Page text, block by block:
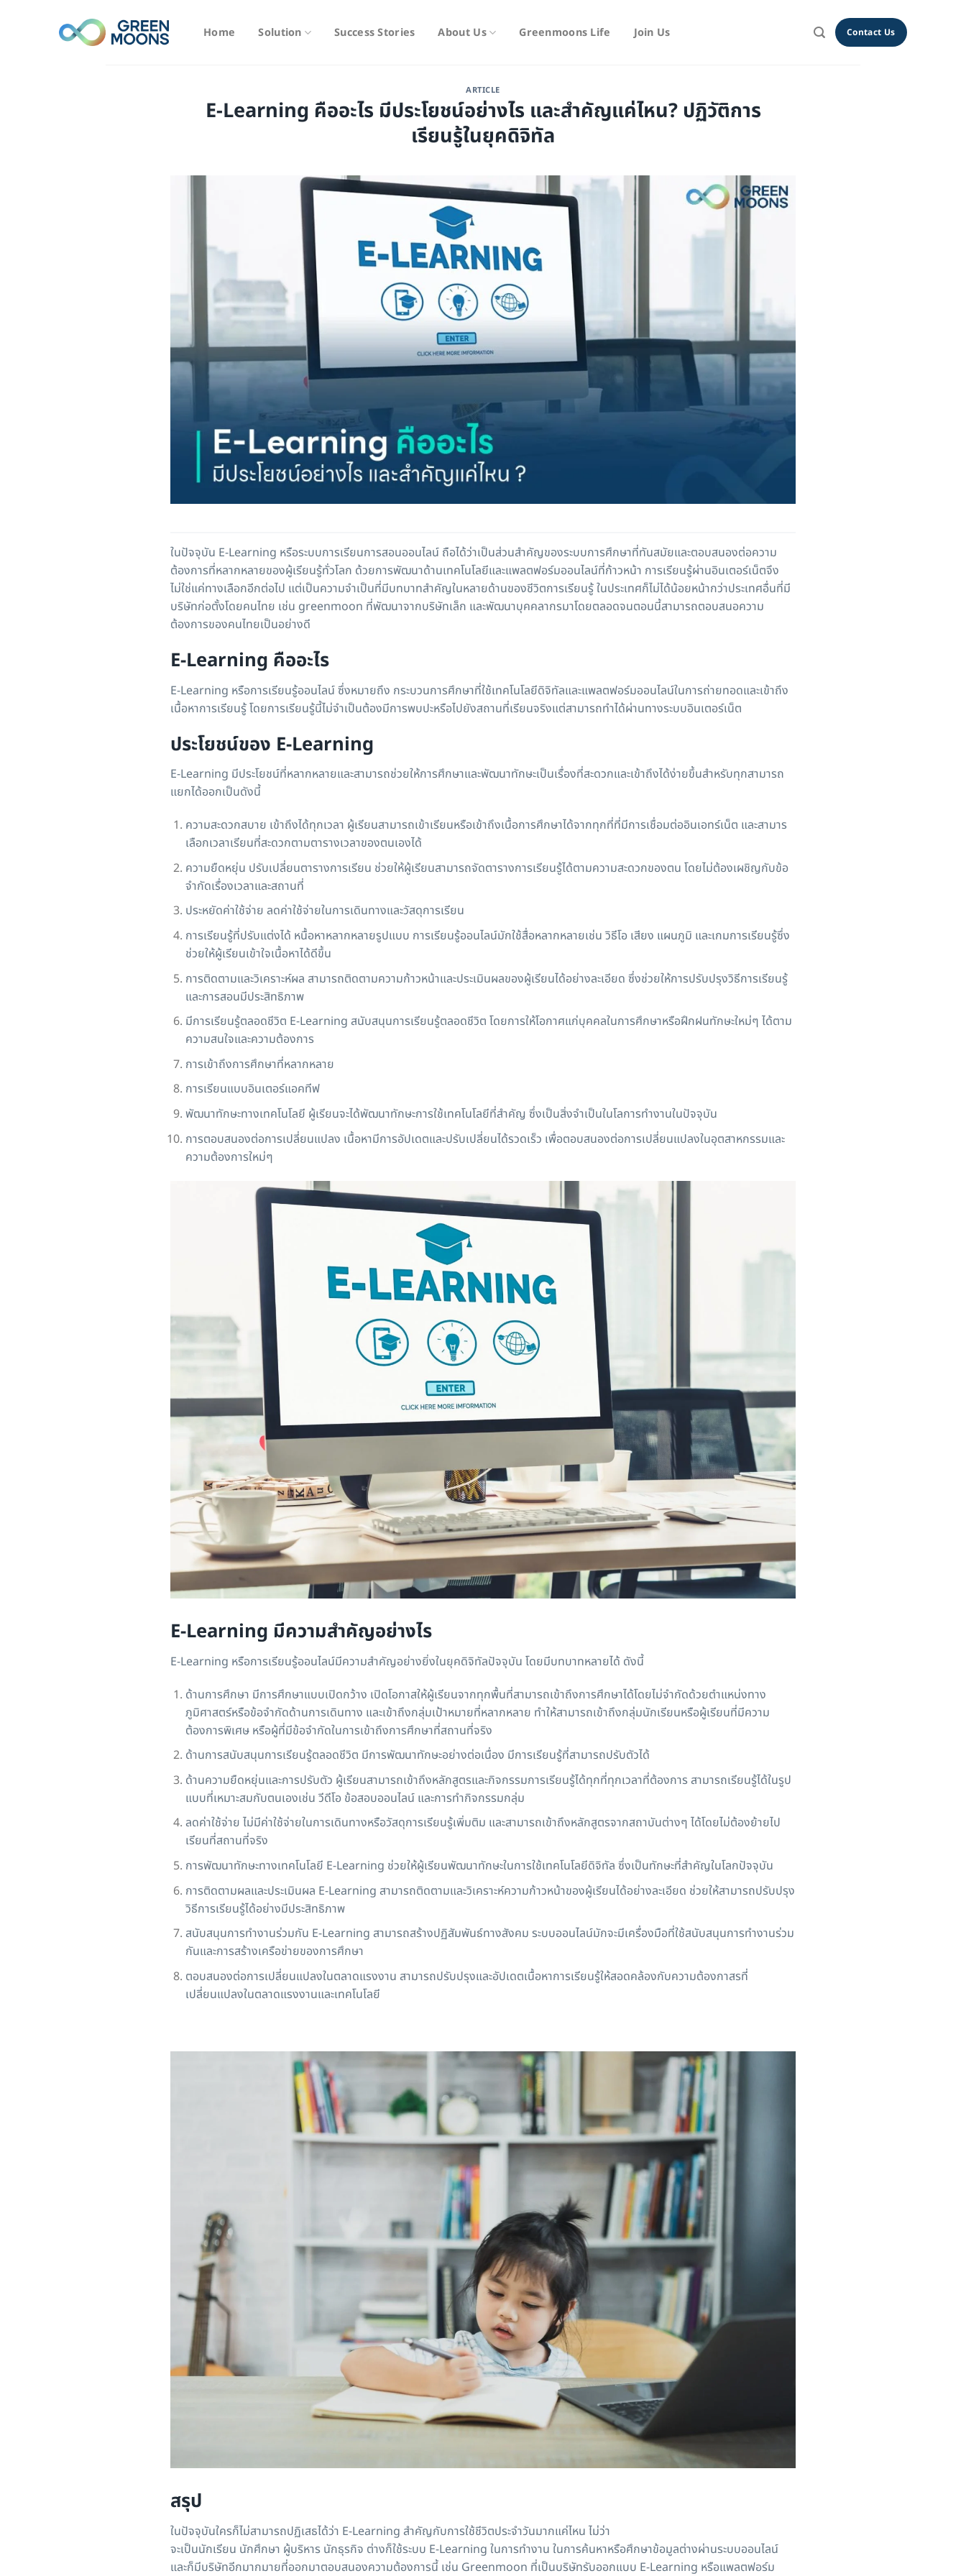
Home Solution Success Stories About Us Greenmoons Life Join Us Contact Us
ARTICLE
E-Learning คืออะไร มีประโยชน์อย่างไร และสำคัญแค่ไหน? ปฏิวัติการ
เรียนรู้ในยุคดิจิทัล
ในปัจจุบัน E-Learning หรือระบบการเรียนการสอนออนไลน์ ถือได้ว่าเป็นส่วนสำคัญของระบบการศึกษาที่ทันสมัยและตอบสนองต่อความ
ต้องการที่หลากหลายของผู้เรียนรู้ทั่วโลก ด้วยการพัฒนาด้านเทคโนโลยีและแพลตฟอร์มออนไลน์ที่ก้าวหน้า การเรียนรู้ผ่านอินเตอร์เน็ตจึง
ไม่ใช่แค่ทางเลือกอีกต่อไป แต่เป็นความจำเป็นที่มีบทบาทสำคัญในหลายด้านของชีวิตการเรียนรู้ ในประเทศก็ไม่ได้น้อยหน้ากว่าประเทศอื่นที่มี
บริษัทก่อตั้งโดยคนไทย เช่น greenmoon ที่พัฒนาจากบริษัทเล็ก และพัฒนาบุคคลากรมาโดยตลอดจนตอนนี้สามารถตอบสนอความ
ต้องการของคนไทยเป็นอย่างดี
E-Learning คืออะไร
E-Learning หรือการเรียนรู้ออนไลน์ ซึ่งหมายถึง กระบวนการศึกษาที่ใช้เทคโนโลยีดิจิทัลและแพลตฟอร์มออนไลน์ในการถ่ายทอดและเข้าถึง
เนื้อหาการเรียนรู้ โดยการเรียนรู้นี้ไม่จำเป็นต้องมีการพบปะหรือไปยังสถานที่เรียนจริงแต่สามารถทำได้ผ่านทางระบบอินเตอร์เน็ต
ประโยชน์ของ E-Learning
E-Learning มีประโยชน์ที่หลากหลายและสามารถช่วยให้การศึกษาและพัฒนาทักษะเป็นเรื่องที่สะดวกและเข้าถึงได้ง่ายขึ้นสำหรับทุกสามารถ
แยกได้ออกเป็นดังนี้
ความสะดวกสบาย เข้าถึงได้ทุกเวลา ผู้เรียนสามารถเข้าเรียนหรือเข้าถึงเนื้อการศึกษาได้จากทุกที่ที่มีการเชื่อมต่ออินเอทร์เน็ต และสามาร
เลือกเวลาเรียนที่สะดวกตามตารางเวลาของตนเองได้
ความยืดหยุ่น ปรับเปลี่ยนตารางการเรียน ช่วยให้ผู้เรียนสามารถจัดตารางการเรียนรู้ได้ตามความสะดวกของตน โดยไม่ต้องเผชิญกับข้อ
จำกัดเรื่องเวลาและสถานที่
ประหยัดค่าใช้จ่าย ลดค่าใช้จ่ายในการเดินทางและวัสดุการเรียน
การเรียนรู้ที่ปรับแต่งได้ หนื้อหาหลากหลายรูปแบบ การเรียนรู้ออนไลน์มักใช้สื่อหลากหลายเช่น วิธีโอ เสียง แผนภูมิ และเกมการเรียนรู้ซึ่ง
ช่วยให้ผู้เรียนเข้าใจเนื้อหาได้ดีขึ้น
การติดตามและวิเคราะห์ผล สามารถติดตามความก้าวหน้าและประเมินผลของผู้เรียนได้อย่างละเอียด ซึ่งช่วยให้การปรับปรุงวิธีการเรียนรู้
และการสอนมีประสิทธิภาพ
มีการเรียนรู้ตลอดชีวิต E-Learning สนับสนุนการเรียนรู้ตลอดชีวิต โดยการให้โอกาศแก่บุคคลในการศึกษาหรือฝึกฝนทักษะใหม่ๆ ได้ตาม
ความสนใจและความต้องการ
การเข้าถึงการศึกษาที่หลากหลาย
การเรียนแบบอินเตอร์แอคทีฟ
พัฒนาทักษะทางเทคโนโลยี ผู้เรียนจะได้พัฒนาทักษะการใช้เทคโนโลยีที่สำคัญ ซึ่งเป็นสิ่งจำเป็นในโลการทำงานในปัจจุบัน
การตอบสนองต่อการเปลี่ยนแปลง เนื้อหามีการอัปเดตและปรับเปลี่ยนได้รวดเร็ว เพื่อตอบสนองต่อการเปลี่ยนแปลงในอุตสาหกรรมและ
ความต้องการใหม่ๆ
E-Learning มีความสำคัญอย่างไร
E-Learning หรือการเรียนรู้ออนไลน์มีความสำคัญอย่างยิ่งในยุคดิจิทัลปัจจุบัน โดยมีบทบาทหลายได้ ดังนี้
ด้านการศึกษา มีการศึกษาแบบเปิดกว้าง เปิดโอกาสให้ผู้เรียนจากทุกพื้นที่สามารถเข้าถึงการศึกษาได้โดยไม่จำกัดด้วยตำแหน่งทาง
ภูมิศาสตร์หรือข้อจำกัดด้านการเดินทาง และเข้าถึงกลุ่มเป้าหมายที่หลากหลาย ทำให้สามารถเข้าถึงกลุ่มนักเรียนหรือผู้เรียนที่มีความ
ต้องการพิเศษ หรือผู้ที่มีข้อจำกัดในการเข้าถึงการศึกษาที่สถานที่จริง
ด้านการสนับสนุนการเรียนรู้ตลอดชีวิต มีการพัฒนาทักษะอย่างต่อเนื่อง มีการเรียนรู้ที่สามารถปรับตัวได้
ด้านความยืดหยุ่นและการปรับตัว ผู้เรียนสามารถเข้าถึงหลักสูตรและกิจกรรมการเรียนรู้ได้ทุกที่ทุกเวลาที่ต้องการ สามารถเรียนรู้ได้ในรูป
แบบที่เหมาะสมกับตนเองเช่น วีดีโอ ข้อสอบออนไลน์ และการทำกิจกรรมกลุ่ม
ลดค่าใช้จ่าย ไม่มีค่าใช้จ่ายในการเดินทางหรือวัสดุการเรียนรู้เพิ่มติม และสามารถเข้าถึงหลักสูตรจากสถาบันต่างๆ ได้โดยไม่ต้องย้ายไป
เรียนที่สถานที่จริง
การพัฒนาทักษะทางเทคโนโลยี E-Learning ช่วยให้ผู้เรียนพัฒนาทักษะในการใช้เทคโนโลยีดิจิทัล ซึ่งเป็นทักษะที่สำคัญในโลกปัจจุบัน
การติดตามผลและประเมินผล E-Learning สามารถติดตามและวิเคราะห์ความก้าวหน้าของผู้เรียนได้อย่างละเอียด ช่วยให้สามารถปรับปรุง
วิธีการเรียนรู้ได้อย่างมีประสิทธิภาพ
สนับสนุนการทำงานร่วมกัน E-Learning สามารถสร้างปฏิสัมพันธ์ทางสังคม ระบบออนไลน์มักจะมีเครื่องมือที่ใช้สนับสนุนการทำงานร่วม
กันและการสร้างเครือข่ายของการศึกษา
ตอบสนองต่อการเปลี่ยนแปลงในตลาดแรงงาน สามารถปรับปรุงและอัปเดตเนื้อหาการเรียนรู้ให้สอดคล้องกับความต้องกาสรที่
เปลี่ยนแปลงในตลาดแรงงานและเทคโนโลยี
สรุป
ในปัจจุบันใครก็ไม่สามารถปฏิเสธได้ว่า E-Learning สำคัญกับการใช้ชีวิตประจำวันมากแค่ไหน ไม่ว่า
จะเป็นนักเรียน นักศึกษา ผู้บริหาร นักธุรกิจ ต่างก็ใช้ระบบ E-Learning ในการทำงาน ในการค้นหาหรือศึกษาข้อมูลต่างผ่านระบบออนไลน์
และก็มีบริษัทอีกมากมายที่ออกมาตอบสนองความต้องการนี้ เช่น Greenmoon ที่เป็นบริษัทรับออกแบบ E-Learning หรือแพลตฟอร์ม